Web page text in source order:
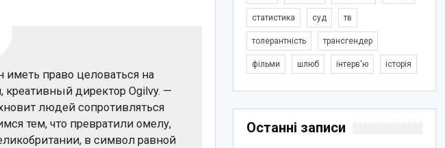
право целоваться на
креативный директор Ogilvy. —
людей сопротивляться
тем, что превратили омелу,
в символ равной
статистика суд тв
толерантність трансгендер
фільми шлюб інтерв'ю історія
Останні записи